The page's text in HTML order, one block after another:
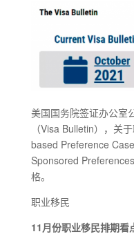
美国国务院签证办公室
（Visa Bulletin），关
based Preference
Sponsored
格。
职业移民
11月份职业移民排期